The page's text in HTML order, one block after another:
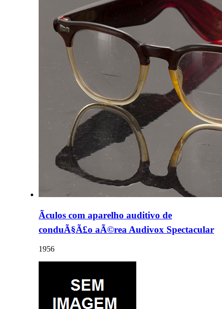
Ãculos com aparelho auditivo de
conduÃ§Ã£o aÃ©rea Audivox Spectacular
1956